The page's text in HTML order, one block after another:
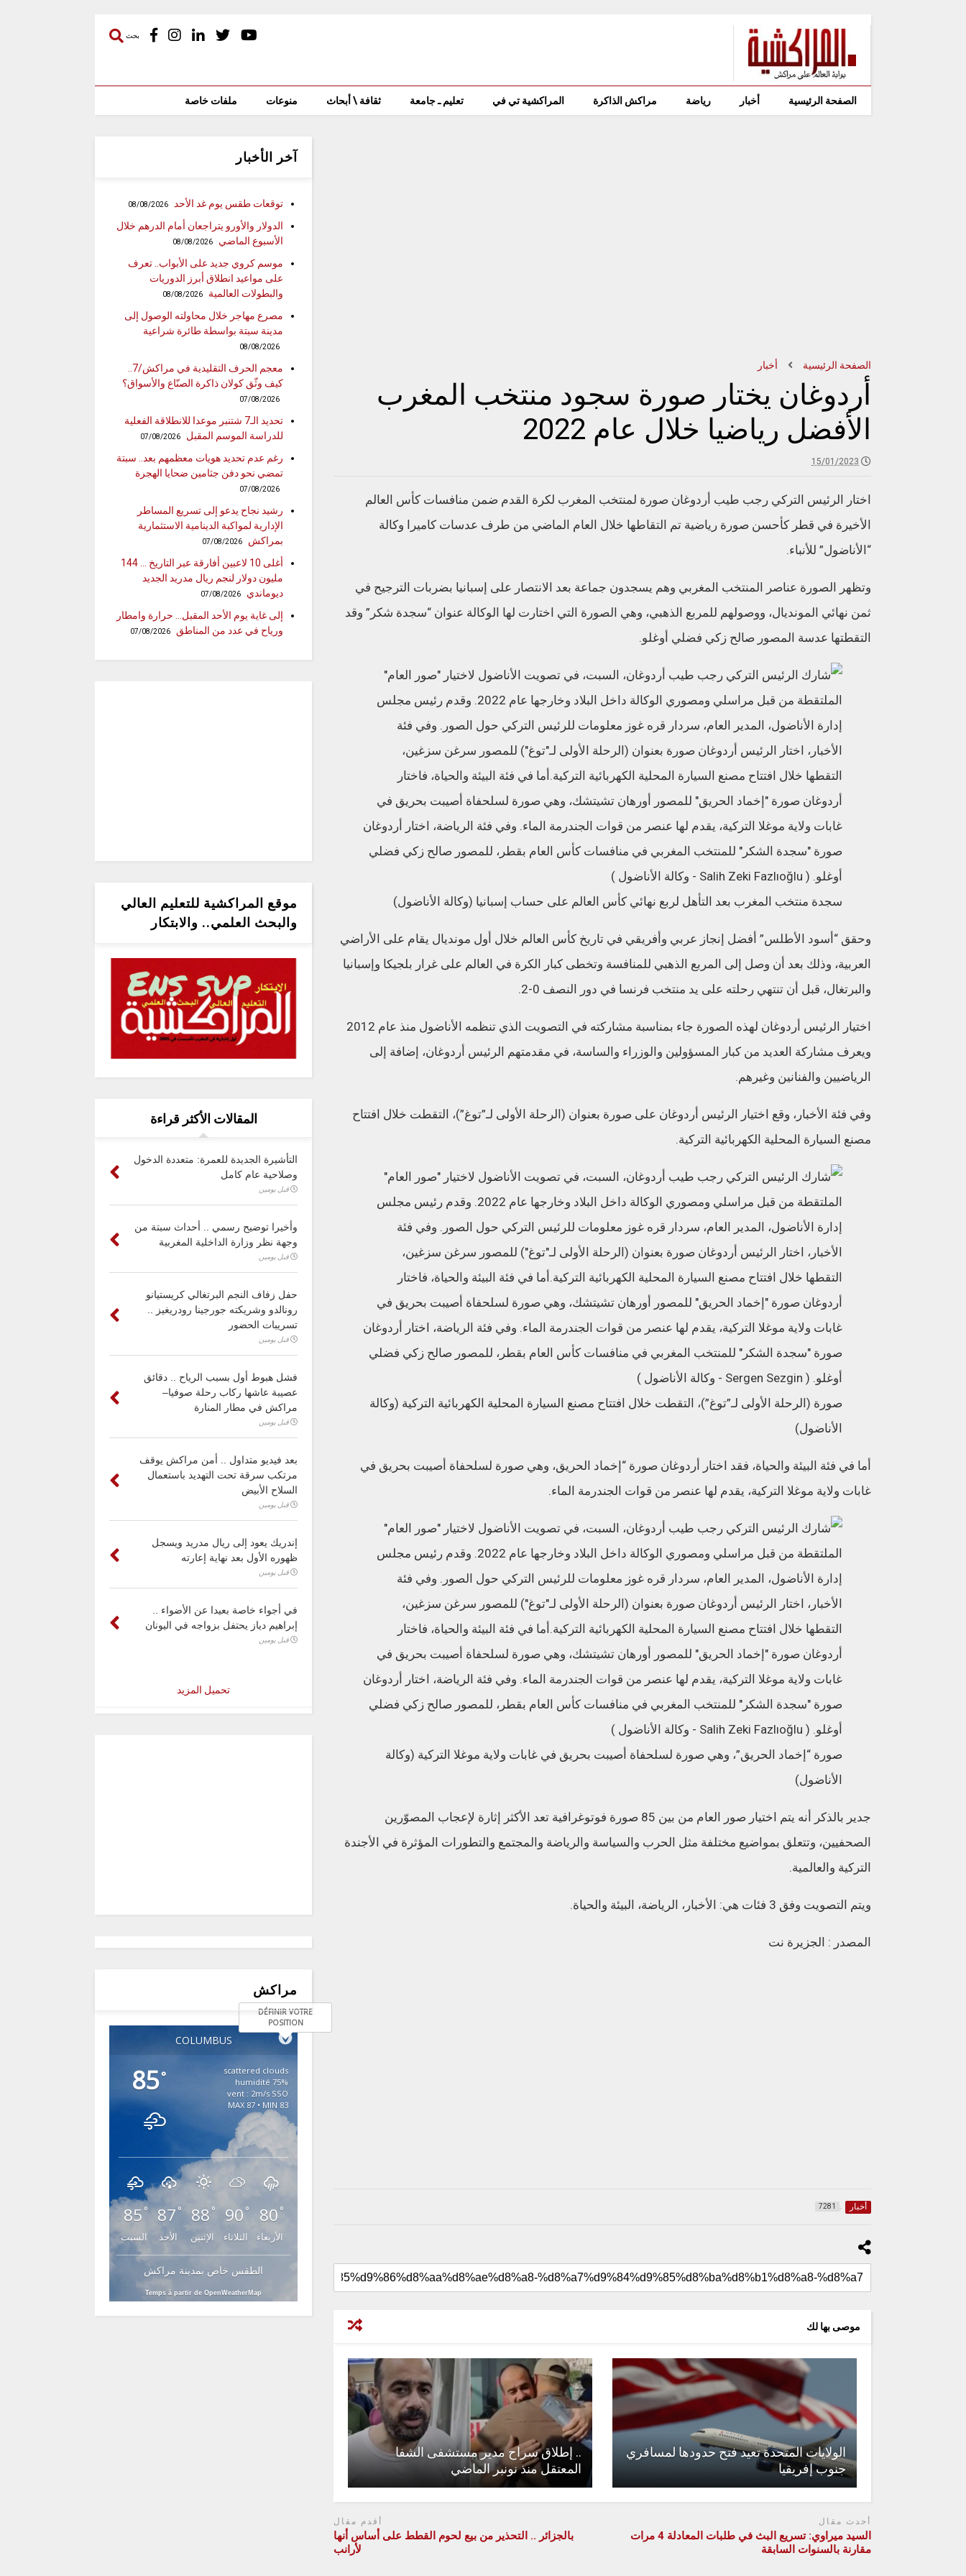
بحث
الصفحة الرئيسية أخبار رياضة مراكش الذاكرة المراكشية تي في تعليم ـ جامعة ثقافة \ أبحاث منوعات ملفات خاصة
الصفحة الرئيسية أخبار
أردوغان يختار صورة سجود منتخب المغرب
الأفضل رياضيا خلال عام 2022
15/01/2023
اختار الرئيس التركي رجب طيب أردوغان صورة لمنتخب المغرب لكرة القدم ضمن منافسات كأس العالم
الأخيرة في قطر كأحسن صورة رياضية تم التقاطها خلال العام الماضي من طرف عدسات كاميرا وكالة
“الأناضول” للأنباء.
وتظهر الصورة عناصر المنتخب المغربي وهم يسجدون جماعة بعد الانتصار على إسبانيا بضربات الترجيح في
ثمن نهائي المونديال، ووصولهم للمربع الذهبي، وهي الصورة التي اختارت لها الوكالة عنوان “سجدة شكر” وقد
التقطتها عدسة المصور صالح زكي فضلي أوغلو.
سجدة منتخب المغرب بعد التأهل لربع نهائي كأس العالم على حساب إسبانيا (وكالة الأناضول)
وحقق “أسود الأطلس” أفضل إنجاز عربي وأفريقي في تاريخ كأس العالم خلال أول مونديال يقام على الأراضي
العربية، وذلك بعد أن وصل إلى المربع الذهبي للمنافسة وتخطى كبار الكرة في العالم على غرار بلجيكا وإسبانيا
والبرتغال، قبل أن تنتهي رحلته على يد منتخب فرنسا في دور النصف 0-2.
اختيار الرئيس أردوغان لهذه الصورة جاء بمناسبة مشاركته في التصويت الذي تنظمه الأناضول منذ عام 2012
ويعرف مشاركة العديد من كبار المسؤولين والوزراء والساسة، في مقدمتهم الرئيس أردوغان، إضافة إلى
الرياضيين والفنانين وغيرهم.
وفي فئة الأخبار، وقع اختيار الرئيس أردوغان على صورة بعنوان (الرحلة الأولى لـ”توغ”)، التقطت خلال افتتاح
مصنع السيارة المحلية الكهربائية التركية.
صورة (الرحلة الأولى لـ”توغ”)، التقطت خلال افتتاح مصنع السيارة المحلية الكهربائية التركية (وكالة
الأناضول)
أما في فئة البيئة والحياة، فقد اختار أردوغان صورة “إخماد الحريق، وهي صورة لسلحفاة أصيبت بحريق في
غابات ولاية موغلا التركية، يقدم لها عنصر من قوات الجندرمة الماء.
صورة “إخماد الحريق”، وهي صورة لسلحفاة أصيبت بحريق في غابات ولاية موغلا التركية (وكالة
الأناضول)
جدير بالذكر أنه يتم اختيار صور العام من بين 85 صورة فوتوغرافية تعد الأكثر إثارة لإعجاب المصوّرين
الصحفيين، وتتعلق بمواضيع مختلفة مثل الحرب والسياسة والرياضة والمجتمع والتطورات المؤثرة في الأجندة
التركية والعالمية.
ويتم التصويت وفق 3 فئات هي: الأخبار، الرياضة، البيئة والحياة.
المصدر : الجزيرة نت
أخبار 7281
موصى بها لك
الولايات المتحدة تعيد فتح حدودها لمسافري
جنوب إفريقيا
.. إطلاق سراح مدير مستشفى الشفا
المعتقل منذ نونبر الماضي
أحدث مقال
السيد ميراوي: تسريع البث في طلبات المعادلة 4 مرات
مقارنة بالسنوات السابقة
أقدم مقال
بالجزائر .. التحذير من بيع لحوم القطط على أساس أنها
لأرانب
آخر الأخبار
توقعات طقس يوم غد الأحد 08/08/2026
الدولار والأورو يتراجعان أمام الدرهم خلال
الأسبوع الماضي
08/08/2026
موسم كروي جديد على الأبواب.. تعرف
على مواعيد انطلاق أبرز الدوريات
والبطولات العالمية
08/08/2026
مصرع مهاجر خلال محاولته الوصول إلى
مدينة سبتة بواسطة طائرة شراعية
08/08/2026
معجم الحرف التقليدية في مراكش/7..
كيف وثّق كولان ذاكرة الصنّاع والأسواق؟
07/08/2026
تحديد الـ7 شتنبر موعدا للانطلاقة الفعلية
للدراسة الموسم المقبل
07/08/2026
رغم عدم تحديد هويات معظمهم بعد.. سبتة
تمضي نحو دفن جثامين ضحايا الهجرة
07/08/2026
رشيد نجاح يدعو إلى تسريع المساطر
الإدارية لمواكبة الدينامية الاستثمارية
بمراكش
07/08/2026
أغلى 10 لاعبين أفارقة عبر التاريخ … 144
مليون دولار لنجم ريال مدريد الجديد
ديوماندي
07/08/2026
إلى غاية يوم الأحد المقبل… حرارة وامطار
ورياح في عدد من المناطق
07/08/2026
موقع المراكشية للتعليم العالي
والبحث العلمي.. والابتكار
المقالات الأكثر قراءة
التأشيرة الجديدة للعمرة: متعددة الدخول
وصلاحية عام كامل
قبل يومين
وأخيرا توضيح رسمي .. أحداث سبتة من
وجهة نظر وزارة الداخلية المغربية
قبل يومين
حفل زفاف النجم البرتغالي كريستيانو
رونالدو وشريكته جورجينا رودريغيز ..
تسريبات الحضور
قبل يومين
فشل هبوط أول بسبب الرياح .. دقائق
عصيبة عاشها ركاب رحلة صوفيا–
مراكش في مطار المنارة
قبل يومين
بعد فيديو متداول .. أمن مراكش يوقف
مرتكب سرقة تحت التهديد باستعمال
السلاح الأبيض
قبل يومين
إندريك يعود إلى ريال مدريد ويسجل
ظهوره الأول بعد نهاية إعارته
قبل يومين
في أجواء خاصة بعيدا عن الأضواء ..
إبراهيم دياز يحتفل بزواجه في اليونان
قبل يومين
تحميل المزيد
مراكش
COLUMBUS
DÉFINIR VOTRE
POSITION
85°
scattered clouds
75% humidité
vent : 2m/s SSO
MAX 87 • MIN 83
85 °
السبت
87 °
الأحد
88 °
الإثنين
90 °
الثلاثاء
80 °
الأربعاء
الطقس خاص بمدينة مراكش
Temps à partir de OpenWeatherMap